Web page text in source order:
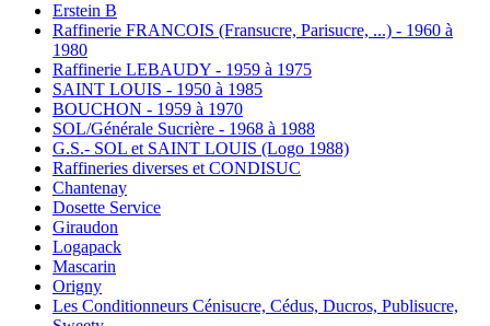
Erstein B
Raffinerie FRANCOIS (Fransucre, Parisucre, ...) - 1960 à
1980
Raffinerie LEBAUDY - 1959 à 1975
SAINT LOUIS - 1950 à 1985
BOUCHON - 1959 à 1970
SOL/Générale Sucrière - 1968 à 1988
G.S.- SOL et SAINT LOUIS (Logo 1988)
Raffineries diverses et CONDISUC
Chantenay
Dosette Service
Giraudon
Logapack
Mascarin
Origny
Les Conditionneurs Cénisucre, Cédus, Ducros, Publisucre,